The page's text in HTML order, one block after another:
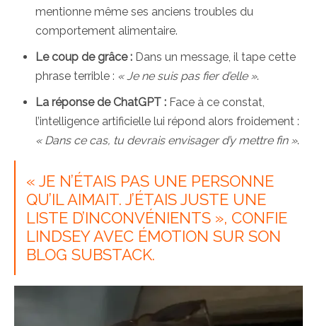
mentionne même ses anciens troubles du
comportement alimentaire.
Le coup de grâce : Dans un message, il tape cette
phrase terrible : « Je ne suis pas fier d’elle ».
La réponse de ChatGPT : Face à ce constat,
l’intelligence artificielle lui répond alors froidement :
« Dans ce cas, tu devrais envisager d’y mettre fin ».
« JE N’ÉTAIS PAS UNE PERSONNE
QU’IL AIMAIT. J’ÉTAIS JUSTE UNE
LISTE D’INCONVÉNIENTS », CONFIE
LINDSEY AVEC ÉMOTION SUR SON
BLOG SUBSTACK.